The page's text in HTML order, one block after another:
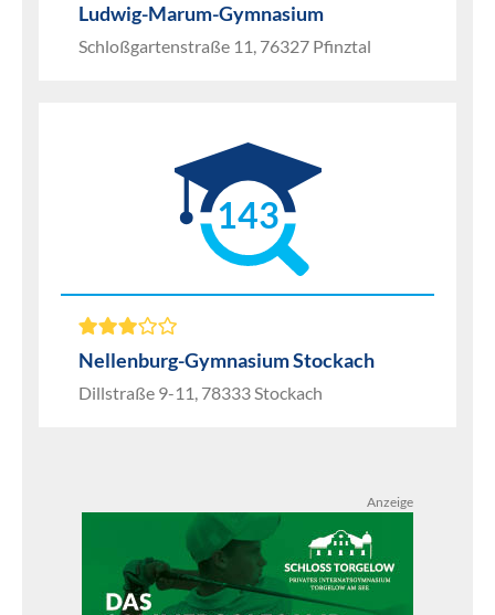
Ludwig-Marum-Gymnasium
Schloßgartenstraße 11, 76327 Pfinztal
143
Nellenburg-Gymnasium Stockach
Dillstraße 9-11, 78333 Stockach
Anzeige